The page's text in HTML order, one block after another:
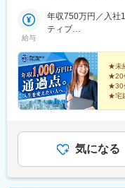
給与
年収750万円／入社
ティブ
ンティブ
★未
★20
★30
★宅
気になる